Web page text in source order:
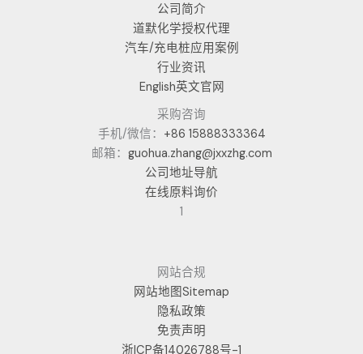
公司简介
道默化学授权代理
汽车/充电桩应用案例
行业资讯
English英文官网
采购咨询
手机/微信： +86 15888333364
邮箱： guohua.zhang@jxxzhg.com
公司地址导航
在线原料询价
1
网站合规
网站地图Sitemap
隐私政策
免责声明
浙ICP备14026788号-1